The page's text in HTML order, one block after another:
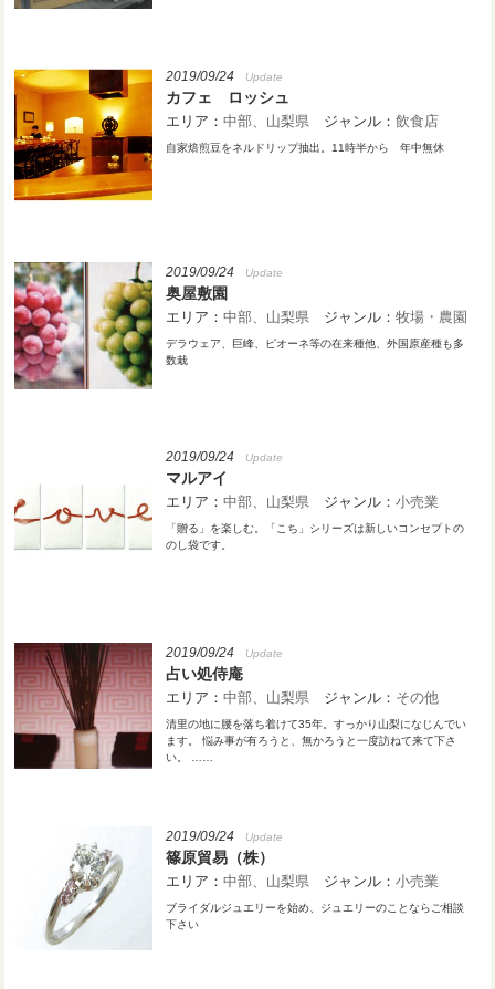
2019/09/24 Update
カフェ ロッシュ
エリア：中部 山梨県 ジャンル： 飲食店
自家焙煎豆をネルドリップ抽出。11時半から 年中無休
2019/09/24 Update
奥屋敷園
エリア：中部 山梨県 ジャンル： 牧場・農園
デラウェア、巨峰、ピオーネ等の在来種他、外国原産種も多
数栽
2019/09/24 Update
マルアイ
エリア：中部 山梨県 ジャンル： 小売業
「贈る」を楽しむ。「こち」シリーズは新しいコンセプトの
のし袋です。
2019/09/24 Update
占い処侍庵
エリア：中部 山梨県 ジャンル： その他
清里の地に腰を落ち着けて35年。すっかり山梨になじんでい
ます。 悩み事が有ろうと、無かろうと一度訪ねて来て下さ
い。 ……
2019/09/24 Update
篠原貿易（株）
エリア：中部 山梨県 ジャンル： 小売業
ブライダルジュエリーを始め、ジュエリーのことならご相談
下さい